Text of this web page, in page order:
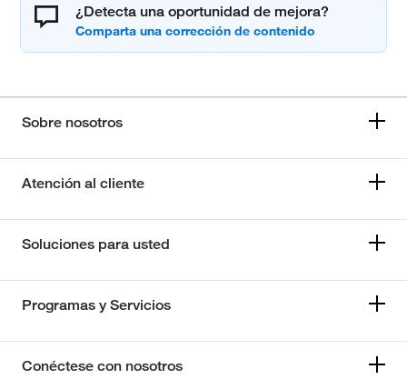
¿Detecta una oportunidad de mejora?
Sobre nosotros
Atención al cliente
Soluciones para usted
Programas y Servicios
Conéctese con nosotros